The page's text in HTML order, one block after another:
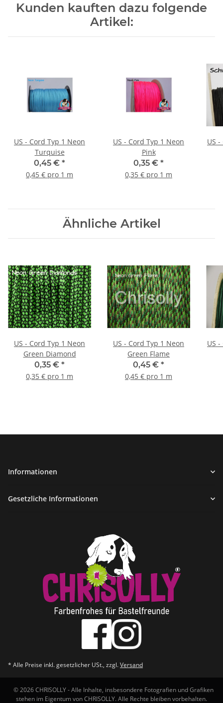
Kunden kauften dazu folgende
Artikel:
US - Cord Typ 1 Neon
Turquise
0,45 € *
0,45 € pro 1 m
US - Cord Typ 1 Neon
Pink
0,35 € *
0,35 € pro 1 m
Ähnliche Artikel
US - Cord Typ 1 Neon
Green Diamond
0,35 € *
0,35 € pro 1 m
US - Cord Typ 1 Neon
Green Flame
0,45 € *
0,45 € pro 1 m
US - Cord
Informationen
Gesetzliche Informationen
* Alle Preise inkl. gesetzlicher USt., zzgl.Versand
© 2026 CHRISOLLY - Alle Inhalte, insbesondere Fotografien und Grafiken
stehen im Eigentum von CHRISOLLY. Alle Rechte bleiben vorbehalten.